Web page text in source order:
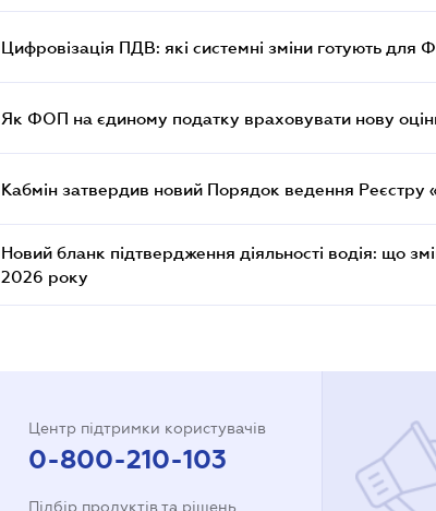
Цифровізація ПДВ: які системні зміни готують для
Як ФОП на єдиному податку враховувати нову
Кабмін затвердив новий Порядок ведення Реєстру
Новий бланк підтвердження діяльності водія: що
2026 року
Центр підтримки користувачів
0-800-210-103
Підбір продуктів та рішень